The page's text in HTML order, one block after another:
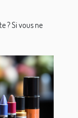
? Si vous ne